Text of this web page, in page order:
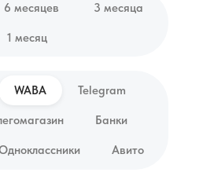
6 месяцев 3 месяца
1 месяц
WABA Telegram
Банки
Авито